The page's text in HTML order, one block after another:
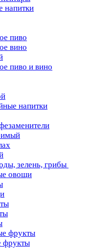
напитки
пиво
вино
пиво и вино
напитки
зелень, грибы
овощи
фрукты
фрукты